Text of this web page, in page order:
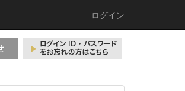
ログイン